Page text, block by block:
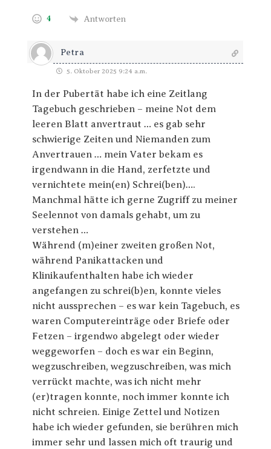
4 Antworten
Petra
5. Oktober 2025 9:24 a.m.
In der Pubertät habe ich eine Zeitlang
Tagebuch geschrieben – meine Not dem
leeren Blatt anvertraut … es gab sehr
schwierige Zeiten und Niemanden zum
Anvertrauen … mein Vater bekam es
irgendwann in die Hand, zerfetzte und
vernichtete mein(en) Schrei(ben)….
Manchmal hätte ich gerne Zugriff zu meiner
Seelennot von damals gehabt, um zu
verstehen …
Während (m)einer zweiten großen Not,
während Panikattacken und
Klinikaufenthalten habe ich wieder
angefangen zu schrei(b)en, konnte vieles
nicht aussprechen – es war kein Tagebuch, es
waren Computereinträge oder Briefe oder
Fetzen – irgendwo abgelegt oder wieder
weggeworfen – doch es war ein Beginn,
wegzuschreiben, wegzuschreiben, was mich
verrückt machte, was ich nicht mehr
(er)tragen konnte, noch immer konnte ich
nicht schreien. Einige Zettel und Notizen
habe ich wieder gefunden, sie berühren mich
immer sehr und lassen mich oft traurig und